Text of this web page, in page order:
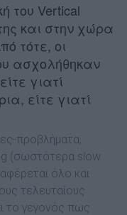
του Vertical
και στην χώρα
τότε, οι
ασχολήθηκαν
γιατί
είτε γιατί
προβλήµατα,
(σωστότερα slow
όλο και
τελευταίους
το γεγονός πως